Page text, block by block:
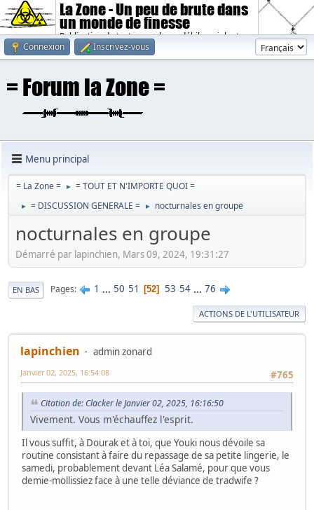
La Zone - Un peu de brute dans
un monde de finesse
Publication de textes sombres, débiles, violents.
Connexion
Inscrivez-vous
Menu principal
= La Zone = ► = TOUT ET N'IMPORTE QUOI =
► = DISCUSSION GENERALE = ► nocturnales en groupe
nocturnales en groupe
Démarré par lapinchien, Mars 09, 2024, 19:31:27
EN BAS Pages 1 ... 50 51 52 53 54 ... 76
ACTIONS DE L'UTILISATEUR
lapinchien
admin zonard
#765
Janvier 02, 2025, 16:54:08
Citation de: Clacker le Janvier 02, 2025, 16:16:50
Vivement. Vous m'échauffez l'esprit.
Il vous suffit, à Dourak et à toi, que Youki nous dévoile sa
routine consistant à faire du repassage de sa petite lingerie, le
samedi, probablement devant Léa Salamé, pour que vous
demie-mollissiez face à une telle déviance de tradwife ?